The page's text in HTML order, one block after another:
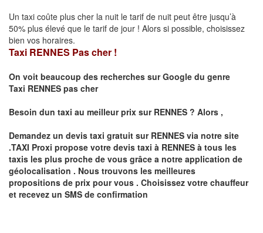
Un taxi coûte plus cher la nuit le tarif de nuit peut être jusqu’à
50% plus élevé que le tarif de jour ! Alors si possible, choisissez
bien vos horaires.
Taxi RENNES Pas cher !
On voit beaucoup des recherches sur Google du genre
Taxi RENNES pas cher
Besoin dun taxi au meilleur prix sur RENNES ? Alors ,
Demandez un devis taxi gratuit sur RENNES via notre site
.TAXI Proxi propose votre devis taxi à RENNES à tous les
taxis les plus proche de vous grâce a notre application de
géolocalisation . Nous trouvons les meilleures
propositions de prix pour vous . Choisissez votre chauffeur
et recevez un SMS de confirmation